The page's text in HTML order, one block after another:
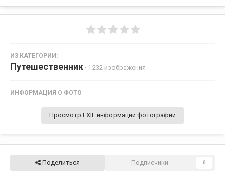
ИЗ КАТЕГОРИИ:
Путешественник · 1 232 изображения
ИНФОРМАЦИЯ О ФОТО
Просмотр EXIF информации фотографии
Поделиться Подписчики 0